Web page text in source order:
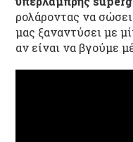
ρολάροντας να
μας ξαναντύσει με
αν είναι να βγούμε